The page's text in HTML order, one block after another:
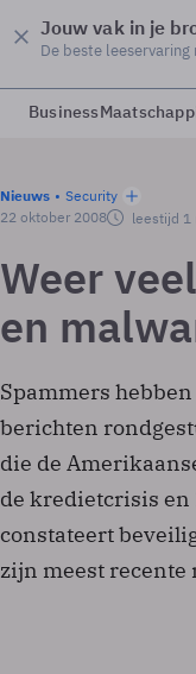
Jouw vak in je
De beste
Business
Nieuws
Security
22 oktober 2008
leestijd 1
Weer
en
Spammers
berichten
die de
de kredietcrisis en
constateert
zijn meest